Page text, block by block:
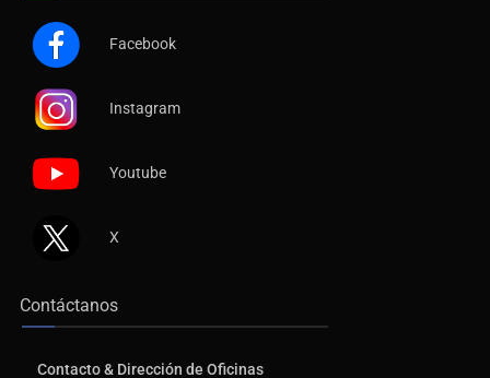
Facebook
Instagram
Youtube
X
Contáctanos
Contacto & Dirección de Oficinas